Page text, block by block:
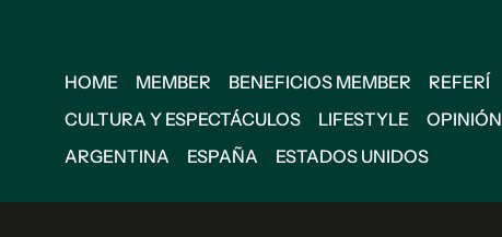
HOME MEMBER BENEFICIOS MEMBER REFERÍ
CULTURA Y ESPECTÁCULOS
LIFESTYLE OPINIÓN
ARGENTINA
ESPAÑA ESTADOS UNIDOS